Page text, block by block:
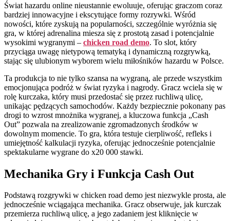
Świat hazardu online nieustannie ewoluuje, oferując graczom coraz
bardziej innowacyjne i ekscytujące formy rozrywki. Wśród
nowości, które zyskują na popularności, szczególnie wyróżnia się
gra, w której adrenalina miesza się z prostotą zasad i potencjalnie
wysokimi wygranymi – chicken road demo. To slot, który
przyciąga uwagę nietypową tematyką i dynamiczną rozgrywką,
stając się ulubionym wyborem wielu miłośników hazardu w Polsce.
Ta produkcja to nie tylko szansa na wygraną, ale przede wszystkim
emocjonująca podróż w świat ryzyka i nagrody. Gracz wciela się w
rolę kurczaka, który musi przedostać się przez ruchliwą ulicę,
unikając pędzących samochodów. Każdy bezpiecznie pokonany pas
drogi to wzrost mnożnika wygranej, a kluczowa funkcja „Cash
Out” pozwala na zrealizowanie zgromadzonych środków w
dowolnym momencie. To gra, która testuje cierpliwość, refleks i
umiejętność kalkulacji ryzyka, oferując jednocześnie potencjalnie
spektakularne wygrane do x20 000 stawki.
Mechanika Gry i Funkcja Cash Out
Podstawą rozgrywki w chicken road demo jest niezwykle prosta, ale
jednocześnie wciągająca mechanika. Gracz obserwuje, jak kurczak
przemierza ruchliwą ulicę, a jego zadaniem jest kliknięcie w